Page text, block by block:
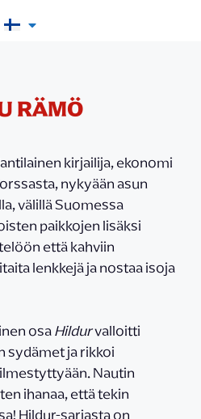
RÄMÖ
kirjailija, ekonomi
nykyään asun
välillä Suomessa
paikkojen lisäksi
että kahviin
lenkkejä ja nostaa isoja
osaHildurvalloitti
sydämet ja rikkoi
Nautin
ihanaa, että tekin